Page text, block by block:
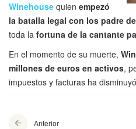
Winehouse quien empezó
la batalla legal con los padre
toda la fortuna de la cantante
En el momento de su muerte,
millones de euros en activos,
impuestos y facturas ha
Anterior